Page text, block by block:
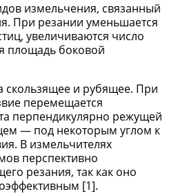
измельчения, связанный
При резании уменьшается
увеличиваются число
площадь боковой
скользящее и рубящее. При
перемещается
перпендикулярно режущей
— под некоторым углом к
В измельчителях
перспективно
резания, так как оно
[1].